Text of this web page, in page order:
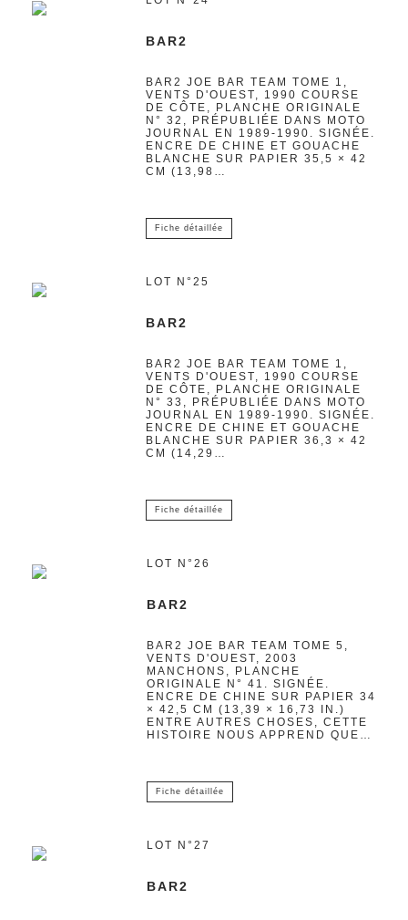
BAR2
BAR2 JOE BAR TEAM TOME 1,
VENTS D'OUEST, 1990 COURSE
DE CÔTE, PLANCHE ORIGINALE
N° 32, PRÉPUBLIÉE DANS MOTO
JOURNAL EN 1989-1990. SIGNÉE.
ENCRE DE CHINE ET GOUACHE
BLANCHE SUR PAPIER 35,5 × 42
CM (13,98…
Fiche détaillée
LOT N°25
BAR2
BAR2 JOE BAR TEAM TOME 1,
VENTS D'OUEST, 1990 COURSE
DE CÔTE, PLANCHE ORIGINALE
N° 33, PRÉPUBLIÉE DANS MOTO
JOURNAL EN 1989-1990. SIGNÉE.
ENCRE DE CHINE ET GOUACHE
BLANCHE SUR PAPIER 36,3 × 42
CM (14,29…
Fiche détaillée
LOT N°26
BAR2
BAR2 JOE BAR TEAM TOME 5,
VENTS D'OUEST, 2003
MANCHONS, PLANCHE
ORIGINALE N° 41. SIGNÉE.
ENCRE DE CHINE SUR PAPIER 34
× 42,5 CM (13,39 × 16,73 IN.)
ENTRE AUTRES CHOSES, CETTE
HISTOIRE NOUS APPREND QUE…
Fiche détaillée
LOT N°27
BAR2